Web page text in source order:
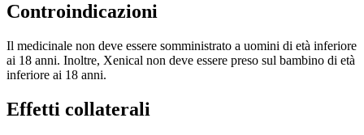
Controindicazioni
Il medicinale non deve essere somministrato a uomini di età inferiore
ai 18 anni. Inoltre, Xenical non deve essere preso sul bambino di età
inferiore ai 18 anni.
Effetti collaterali